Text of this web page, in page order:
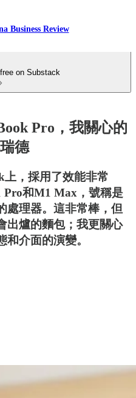
Business Review
on Substack
Pro，我關心的
德
，採用了效能非常
Pro和M1 Max，號稱是
處理器。這非常棒，但
出爐的麵包；我更關心
介面的演變。